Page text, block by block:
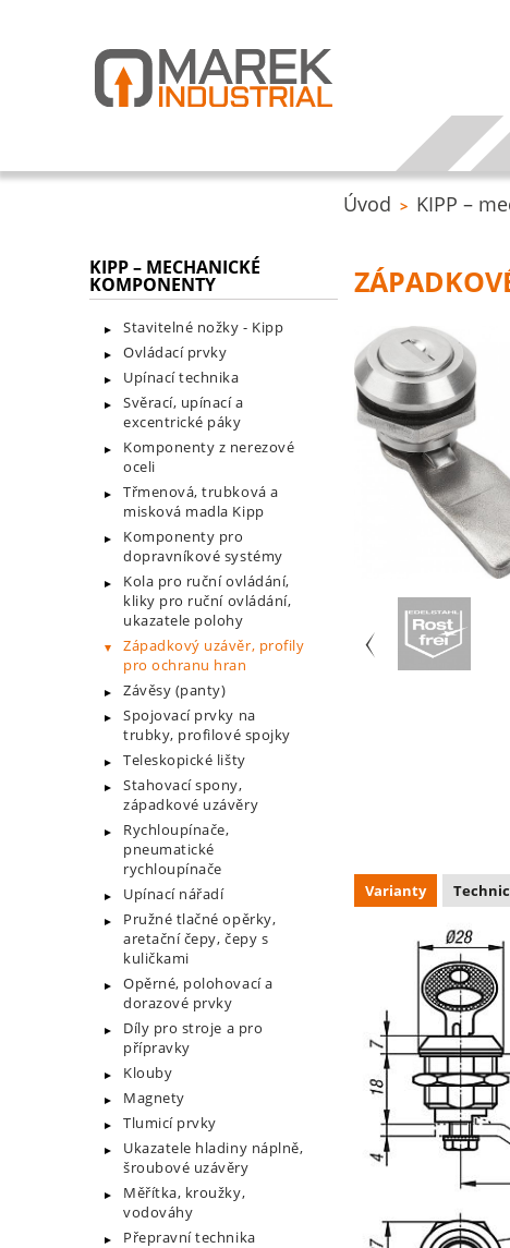
Úvod > KIPP –
KIPP – MECHANICKÉ
KOMPONENTY
Stavitelné nožky - Kipp
Ovládací prvky
Upínací technika
Svěrací, upínací a
excentrické páky
Komponenty z nerezové
oceli
Třmenová, trubková a
misková madla Kipp
Komponenty pro
dopravníkové systémy
Kola pro ruční ovládání,
kliky pro ruční ovládání,
ukazatele polohy
Západkový uzávěr, profily
pro ochranu hran
Závěsy (panty)
Spojovací prvky na
trubky, profilové spojky
Teleskopické lišty
Stahovací spony,
západkové uzávěry
Rychloupínače,
pneumatické
rychloupínače
Upínací nářadí
Pružné tlačné opěrky,
aretační čepy, čepy s
kuličkami
Opěrné, polohovací a
dorazové prvky
Díly pro stroje a pro
přípravky
Klouby
Magnety
Tlumicí prvky
Ukazatele hladiny náplně,
šroubové uzávěry
Měřítka, kroužky,
vodováhy
Přepravní technika
Varianty